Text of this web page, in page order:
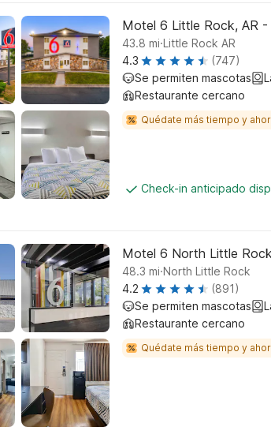
Motel 6 Little Rock, AR -
43.8 mi.Little Rock AR
4.3
(747)
Se permiten mascotas
Restaurante cercano
Quédate más tiempo y
Check-in anticipado
Motel 6 North Little
48.3 mi.North Little Rock
4.2
(891)
Se permiten mascotas
Restaurante cercano
Quédate más tiempo y